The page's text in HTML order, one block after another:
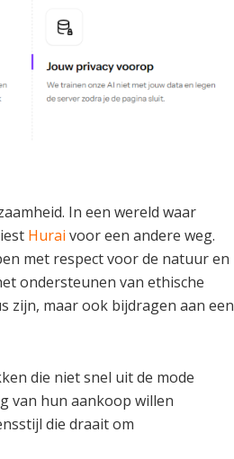
In een wereld waar
Hurai voor een andere weg.
met respect voor de natuur en
ondersteunen van ethische
zijn, maar ook bijdragen aan een
die niet snel uit de mode
van hun aankoop willen
die draait om